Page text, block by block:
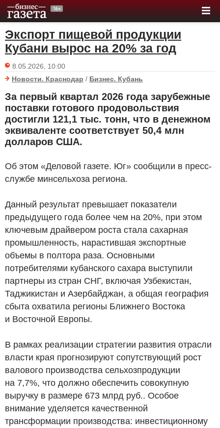
Экспорт пищевой продукции
Кубани вырос на 20% за год
8.05.2026, 10:00
Новости. Краснодар / Бизнес. Кубань
За первый квартал 2026 года зарубежные
поставки готового продовольствия
достигли 121,1 тыс. тонн, что в денежном
эквиваленте соответствует 50,4 млн
долларов США.
Об этом «Деловой газете. Юг» сообщили в пресс-
службе минсельхоза региона.
Данный результат превышает показатели
предыдущего года более чем на 20%, при этом
ключевым драйвером роста стала сахарная
промышленность, нарастившая экспортные
объемы в полтора раза. Основными
потребителями кубанского сахара выступили
партнеры из стран СНГ, включая Узбекистан,
Таджикистан и Азербайджан, а общая география
сбыта охватила регионы Ближнего Востока
и Восточной Европы.
В рамках реализации стратегии развития отрасли
власти края прогнозируют сопутствующий рост
валового производства сельхозпродукции
на 7,7%, что должно обеспечить совокупную
выручку в размере 673 млрд руб.. Особое
внимание уделяется качественной
трансформации производства: инвестиционному